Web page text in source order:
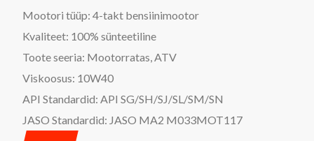
Mootori tüüp: 4-takt bensiinimootor
Kvaliteet: 100% sünteetiline
Toote seeria: Mootorratas, ATV
Viskoosus: 10W40
API Standardid: API SG/SH/SJ/SL/SM/SN
JASO Standardid: JASO MA2 M033MOT117